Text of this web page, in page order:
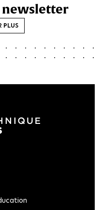
newsletter
PLUS